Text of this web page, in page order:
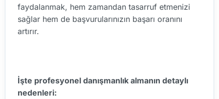
faydalanmak, hem zamandan tasarruf etmenizi
sağlar hem de başvurularınızın başarı oranını
artırır.
İşte profesyonel danışmanlık almanın detaylı
nedenleri: